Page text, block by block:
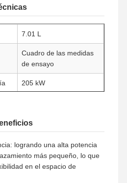
7.01 L
Cuadro de las medidas
de ensayo
205 kW
Las demás partidas
800 kg de peso
logrando una alta potencia
más pequeño, lo que
en el espacio de